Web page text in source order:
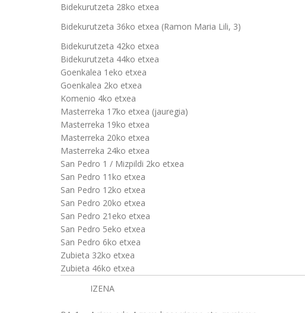
Bidekurutzeta 28ko etxea
Bidekurutzeta 36ko etxea (Ramon Maria Lili, 3)
Bidekurutzeta 42ko etxea
Bidekurutzeta 44ko etxea
Goenkalea 1eko etxea
Goenkalea 2ko etxea
Komenio 4ko etxea
Masterreka 17ko etxea (jauregia)
Masterreka 19ko etxea
Masterreka 20ko etxea
Masterreka 24ko etxea
San Pedro 1 / Mizpildi 2ko etxea
San Pedro 11ko etxea
San Pedro 12ko etxea
San Pedro 20ko etxea
San Pedro 21eko etxea
San Pedro 5eko etxea
San Pedro 6ko etxea
Zubieta 32ko etxea
Zubieta 46ko etxea
IZENA